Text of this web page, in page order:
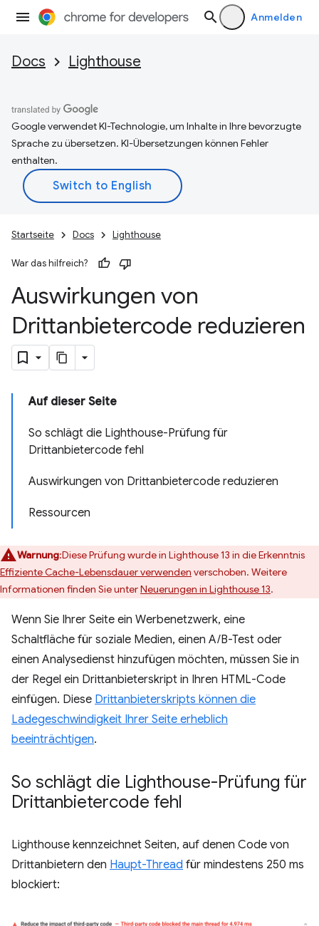
Anmelden
Docs Lighthouse
Google verwendet KI-Technologie, um Inhalte in Ihre bevorzugte
Sprache zu übersetzen. KI-Übersetzungen können Fehler
enthalten.
Startseite Docs Lighthouse
War das hilfreich?
Auswirkungen von
Drittanbietercode reduzieren
Auf dieser Seite
So schlägt die Lighthouse-Prüfung für
Drittanbietercode fehl
Auswirkungen von Drittanbietercode reduzieren
Ressourcen
Warnung:Diese Prüfung wurde in Lighthouse 13 in die Erkenntnis
Effiziente Cache-Lebensdauer verwenden verschoben. Weitere
Informationen finden Sie unterNeuerungen in Lighthouse 13.
Wenn Sie Ihrer Seite ein Werbenetzwerk, eine
Schaltfläche für soziale Medien, einen A/B-Test oder
einen Analysedienst hinzufügen möchten, müssen Sie in
der Regel ein Drittanbieterskript in Ihren HTML-Code
einfügen. Diese Drittanbieterskripts können die
Ladegeschwindigkeit Ihrer Seite erheblich
beeinträchtigen.
So schlägt die Lighthouse-Prüfung für
Drittanbietercode fehl
Lighthouse kennzeichnet Seiten, auf denen Code von
Drittanbietern den Haupt-Thread für mindestens 250 ms
blockiert: